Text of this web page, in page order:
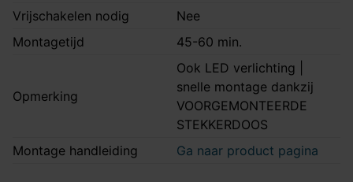
Vrijschakelen nodig
Nee
Montagetijd
45-60 min.
Opmerking
Ook LED verlichting |
snelle montage dankzij
VOORGEMONTEERDE
STEKKERDOOS
Montage handleiding
Ga naar product pagina